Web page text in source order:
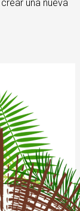
una nueva